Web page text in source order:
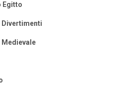
Egitto
Medievale